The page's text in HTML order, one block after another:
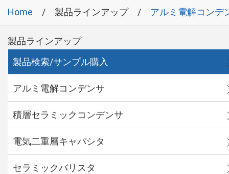
Home 製品ラインアップ アルミ電解コンデ
製品ラインアップ
製品検索/サンプル購入
アルミ電解コンデンサ
積層セラミックコンデンサ
電気二重層キャパシタ
セラミックバリスタ